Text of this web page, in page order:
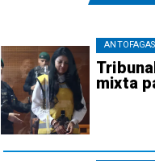
mixta